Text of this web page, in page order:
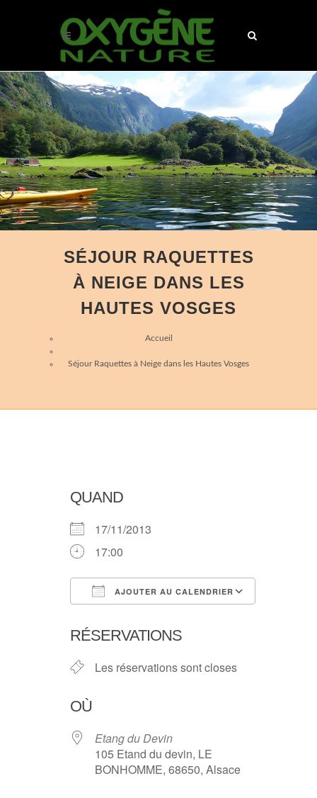
SÉJOUR RAQUETTES
À NEIGE DANS LES
HAUTES VOSGES
Accueil
Séjour Raquettes à Neige dans les Hautes Vosges
QUAND
17/11/2013
17:00
AJOUTER AU CALENDRIER
RÉSERVATIONS
Les réservations sont closes
OÙ
Etang du Devin
105 Etand du devin, LE
BONHOMME, 68650, Alsace